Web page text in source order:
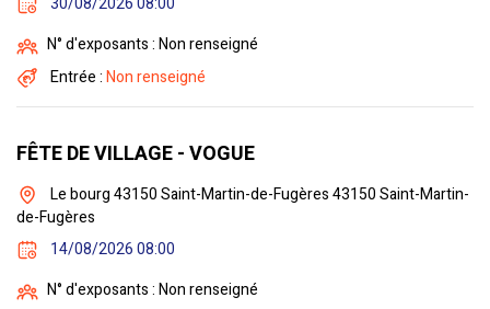
N° d'exposants : Non renseigné
Entrée :Non renseigné
FÊTE DE VILLAGE - VOGUE
Le bourg 43150 Saint-Martin-de-Fugères 43150 Saint-Martin-
de-Fugères
14/08/2026 08:00
N° d'exposants : Non renseigné